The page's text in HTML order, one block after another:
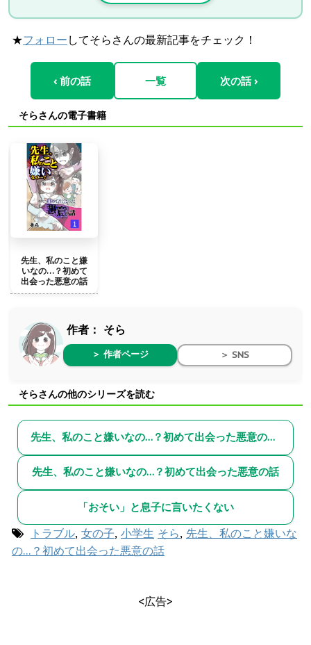
★フォロー してそらさんの最新記事をチェック！
‹ 前の話 一覧 次の話 ›
そらさんの電子書籍
先生、私のこと嫌
いなの…？初めて
出会った悪意の話
作者： そら
＞ 作者ページ ＞ SNS
そらさんの他のシリーズを読む
先生、私のこと嫌いなの…？初めて出会った悪意の話～総集編～
先生、私のこと嫌いなの…？初めて出会った悪意の話
「おそい」と息子に言いたくない
トラブル, 女の子, 小学生 そら, 先生、私のこと嫌いな
の…？初めて出会った悪意の話
<広告>